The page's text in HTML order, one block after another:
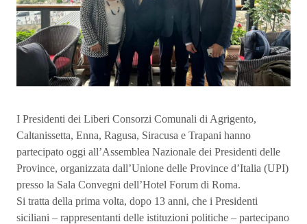
I Presidenti dei Liberi Consorzi Comunali di Agrigento,
Caltanissetta, Enna, Ragusa, Siracusa e Trapani hanno
partecipato oggi all’Assemblea Nazionale dei Presidenti delle
Province, organizzata dall’Unione delle Province d’Italia (UPI)
presso la Sala Convegni dell’Hotel Forum di Roma.
Si tratta della prima volta, dopo 13 anni, che i Presidenti
siciliani – rappresentanti delle istituzioni politiche – partecipano